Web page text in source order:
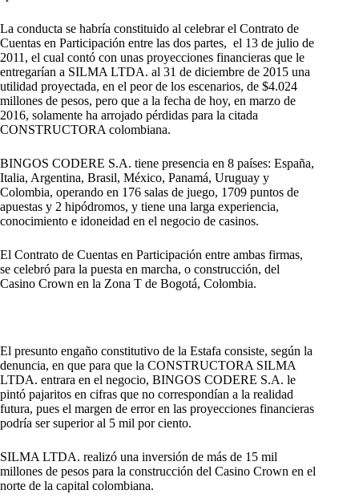
La conducta se habría constituido al celebrar el Contrato de
Cuentas en Participación entre las dos partes, el 13 de julio de
2011, el cual contó con unas proyecciones financieras que le
entregarían a SILMA LTDA. al 31 de diciembre de 2015 una
utilidad proyectada, en el peor de los escenarios, de $4.024
millones de pesos, pero que a la fecha de hoy, en marzo de
2016, solamente ha arrojado pérdidas para la citada
CONSTRUCTORA colombiana.
BINGOS CODERE S.A. tiene presencia en 8 países: España,
Italia, Argentina, Brasil, México, Panamá, Uruguay y
Colombia, operando en 176 salas de juego, 1709 puntos de
apuestas y 2 hipódromos, y tiene una larga experiencia,
conocimiento e idoneidad en el negocio de casinos.
El Contrato de Cuentas en Participación entre ambas firmas,
se celebró para la puesta en marcha, o construcción, del
Casino Crown en la Zona T de Bogotá, Colombia.
El presunto engaño constitutivo de la Estafa consiste, según la
denuncia, en que para que la CONSTRUCTORA SILMA
LTDA. entrara en el negocio, BINGOS CODERE S.A. le
pintó pajaritos en cifras que no correspondían a la realidad
futura, pues el margen de error en las proyecciones financieras
podría ser superior al 5 mil por ciento.
SILMA LTDA. realizó una inversión de más de 15 mil
millones de pesos para la construcción del Casino Crown en el
norte de la capital colombiana.